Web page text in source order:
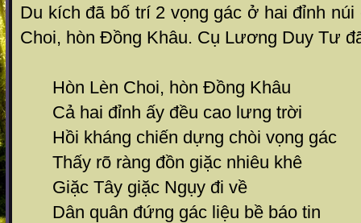
Du kích đã bố trí 2 vọng gác ở hai đỉnh núi
Choi, hòn Đồng Khâu. Cụ Lương Duy Tư
Hòn Lèn Choi, hòn Đồng Khâu
Cả hai đỉnh ấy đều cao lưng trời
Hồi kháng chiến dựng chòi vọng gác
Thấy rõ ràng đồn giặc nhiêu khê
Giặc Tây giặc Ngụy đi về
Dân quân đứng gác liệu bề báo tin